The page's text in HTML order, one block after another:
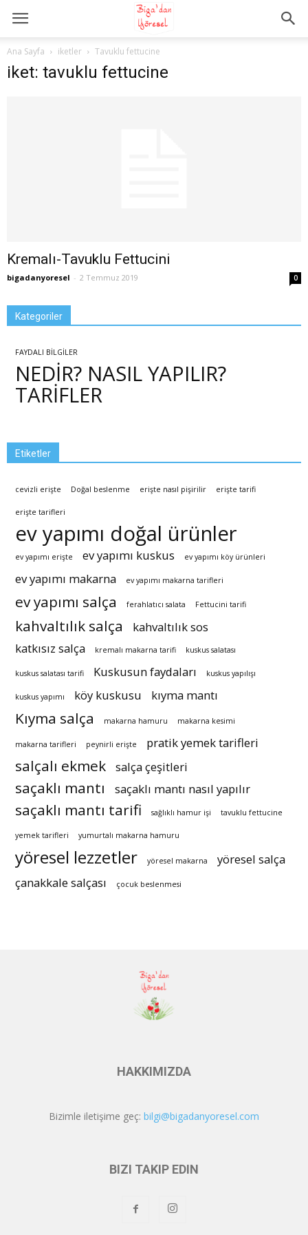
Ana Sayfa iketler Tavuklu fettucine
iket: tavuklu fettucine
Kremalı-Tavuklu Fettucini
bigadanyoresel - 2 Temmuz 2019 0
Kategoriler
FAYDALI BİLGİLER
NEDİR? NASIL YAPILIR?
TARİFLER
Etiketler
cevizli erişte Doğal beslenme erişte nasıl pişirilir erişte tarifi
erişte tarifleri
ev yapımı doğal ürünler
ev yapımı erişte ev yapımı kuskus ev yapımı köy ürünleri
ev yapımı makarna ev yapımı makarna tarifleri
ev yapımı salça ferahlatıcı salata Fettucini tarifi
kahvaltılık salça
kahvaltılık sos
katkısız salça
kremalı makarna tarifi kuskus salatası
kuskus salatası tarifi Kuskusun faydaları kuskus yapılışı
kuskus yapımı köy kuskusu kıyma mantı
Kıyma salça makarna hamuru makarna kesimi
makarna tarifleri peynirli erişte pratik yemek tarifleri
salçalı ekmek salça çeşitleri
saçaklı mantı saçaklı mantı nasıl yapılır
saçaklı mantı tarifi sağlıklı hamur işi tavuklu fettucine
yemek tarifleri yumurtalı makarna hamuru
yöresel lezzetler yöresel makarna
yöresel salça
çanakkale salçası
çocuk beslenmesi
HAKKIMIZDA
Bizimle iletişime geç: bilgi@bigadanyoresel.com
BIZI TAKIP EDIN